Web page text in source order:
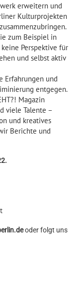
erweitern und
Kulturprojekten
zum Beispiel in
Perspektive für
und selbst aktiv
Erfahrungen und
entgegen.
Magazin
viele Talente –
und kreatives
Berichte und
oder folgt uns